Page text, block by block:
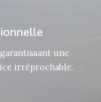
une
irréprochable.